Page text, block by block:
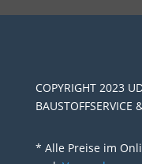
COPYRIGHT 2023
BAUSTOFFSERVICE
* Alle Preise im